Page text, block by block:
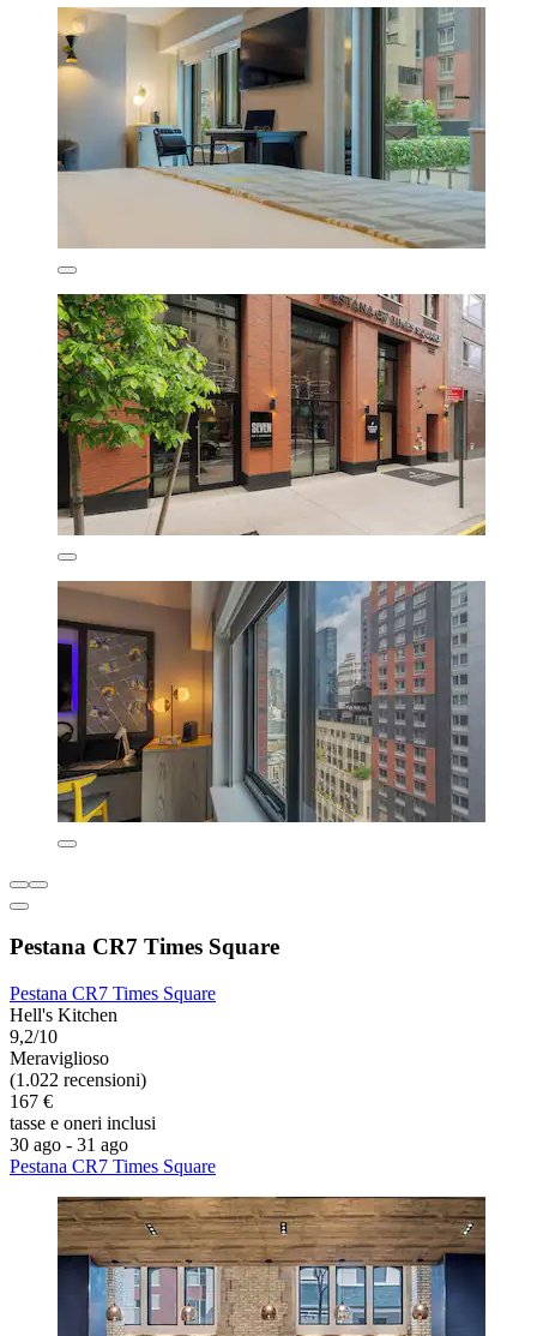
Pestana CR7 Times Square
Pestana CR7 Times Square
Hell's Kitchen
9,2/10
Meraviglioso
(1.022 recensioni)
167 €
tasse e oneri inclusi
30 ago - 31 ago
Pestana CR7 Times Square